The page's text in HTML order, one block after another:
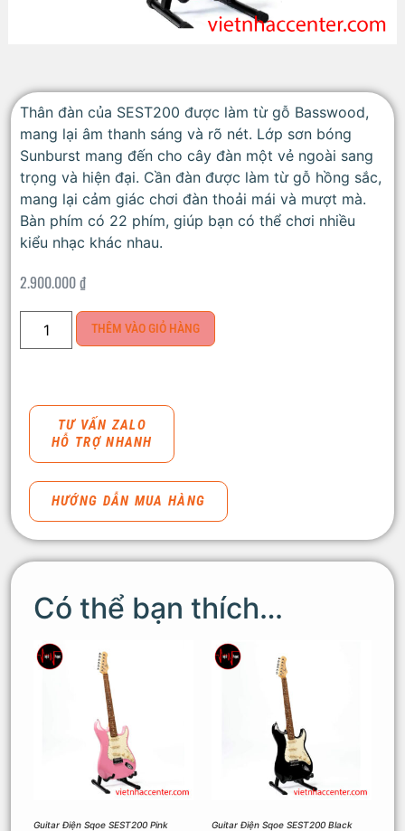
Thân đàn của SEST200 được làm từ gỗ Basswood,
mang lại âm thanh sáng và rõ nét. Lớp sơn bóng
Sunburst mang đến cho cây đàn một vẻ ngoài sang
trọng và hiện đại. Cần đàn được làm từ gỗ hồng sắc,
mang lại cảm giác chơi đàn thoải mái và mượt mà.
Bàn phím có 22 phím, giúp bạn có thể chơi nhiều
kiểu nhạc khác nhau.
2.900.000₫
THÊM VÀO GIỎ HÀNG
TƯ VẤN ZALO
HỖ TRỢ NHANH
HƯỚNG DẪN MUA HÀNG
Có thể bạn thích…
Guitar Điện Sqoe SEST200 Pink Guitar Điện Sqoe SEST200 Black